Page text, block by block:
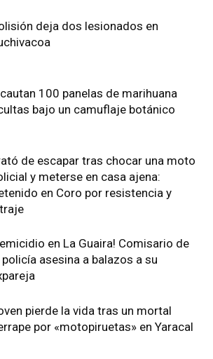
deja dos lesionados en
100 panelas de marihuana
bajo un camuflaje botánico
de escapar tras chocar una moto
y meterse en casa ajena:
en Coro por resistencia y
en La Guaira! Comisario de
policía asesina a balazos a su
pierde la vida tras un mortal
por «motopiruetas» en Yaracal